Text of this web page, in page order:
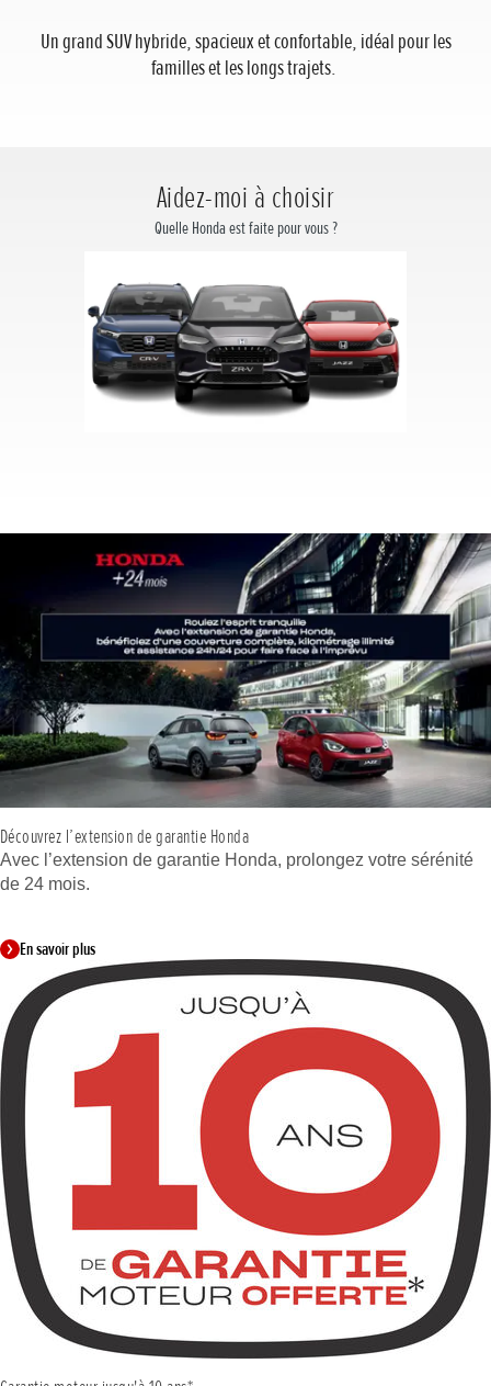
Un grand SUV hybride, spacieux et confortable, idéal pour les
familles et les longs trajets.
Aidez-moi à choisir
Quelle Honda est faite pour vous ?
Découvrez l’extension de garantie Honda
Avec l’extension de garantie Honda, prolongez votre sérénité
de 24 mois.
En savoir plus